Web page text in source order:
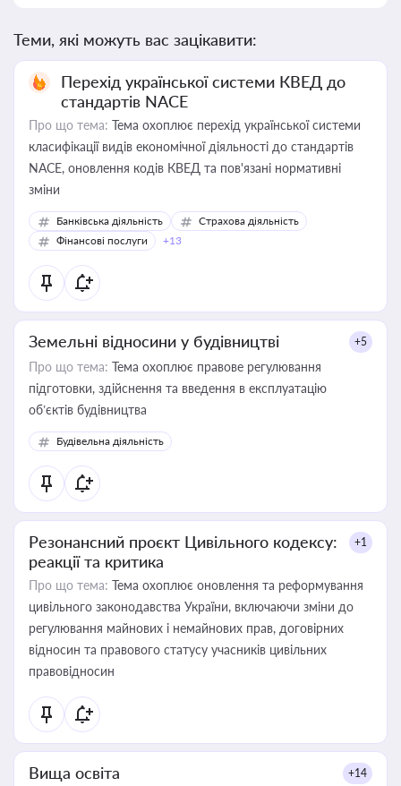
Теми, які можуть вас зацікавити:
Перехід української системи КВЕД до
стандартів NACE
Про що тема: Тема охоплює перехід української системи
класифікації видів економічної діяльності до стандартів
NACE, оновлення кодів КВЕД та пов'язані нормативні
зміни
Банківська діяльність
Страхова діяльність
Фінансові послуги
+13
Земельні відносини у будівництві +5
Про що тема: Тема охоплює правове регулювання
підготовки, здійснення та введення в експлуатацію
об’єктів будівництва
Будівельна діяльність
Резонансний проєкт Цивільного кодексу:
реакції та критика
+1
Про що тема: Тема охоплює оновлення та реформування
цивільного законодавства України, включаючи зміни до
регулювання майнових і немайнових прав, договірних
відносин та правового статусу учасників цивільних
правовідносин
Вища освіта +14